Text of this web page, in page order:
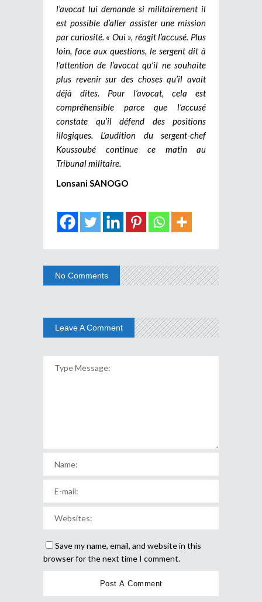
l’avocat lui demande si militairement il
est possible d’aller assister une mission
par curiosité. « Oui », réagit l’accusé. Plus
loin, face aux questions, le sergent dit à
l’attention de l’avocat qu’il ne souhaite
plus revenir sur des choses qu’il avait
déjà dites. Pour l’avocat, cela est
compréhensible parce que l’accusé
constate qu’il défend des positions
illogiques. L’audition du sergent-chef
Koussoubé continue ce matin au
Tribunal militaire.
Lonsani SANOGO
No Comments
Leave A Comment
Save my name, email, and website in this
browser for the next time I comment.